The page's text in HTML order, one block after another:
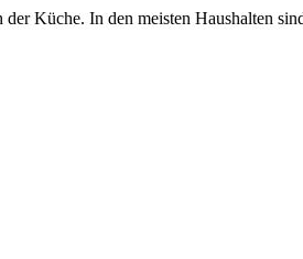
Küche. In den meisten Haushalten